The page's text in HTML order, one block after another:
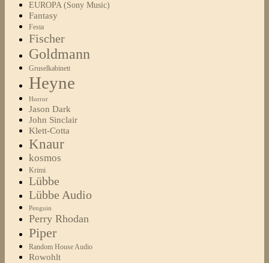
EUROPA (Sony Music)
Fantasy
Festa
Fischer
Goldmann
Gruselkabinett
Heyne
Horror
Jason Dark
John Sinclair
Klett-Cotta
Knaur
kosmos
Krimi
Lübbe
Lübbe Audio
Penguin
Perry Rhodan
Piper
Random House Audio
Rowohlt